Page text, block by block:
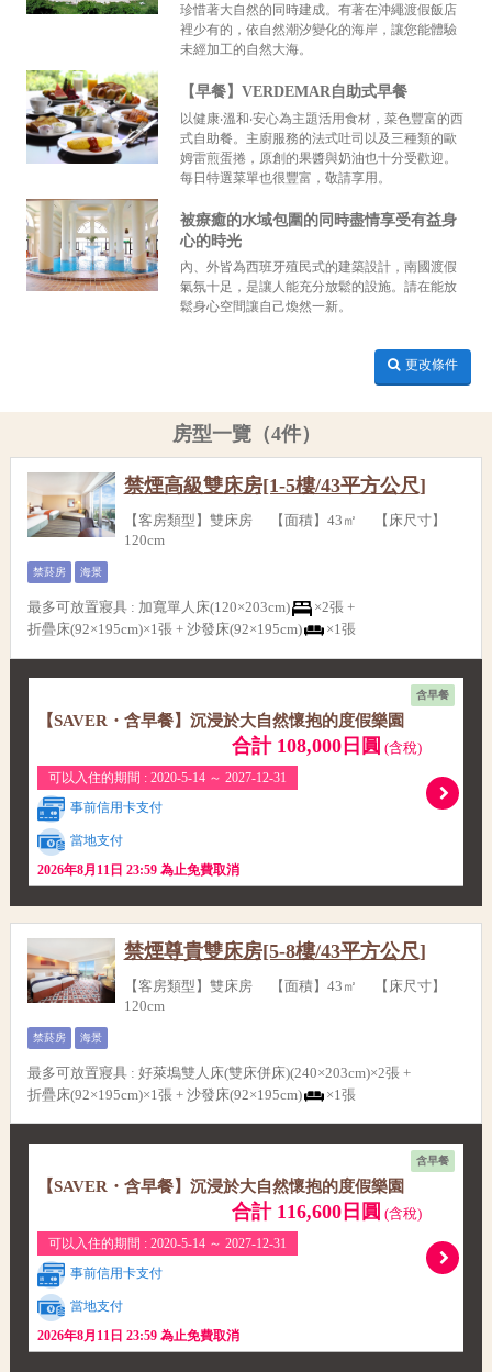
珍惜著大自然的同時建成。有著在沖繩渡假飯店
裡少有的，依自然潮汐變化的海岸，讓您能體驗
未經加工的自然大海。
【早餐】VERDEMAR自助式早餐
以健康‧溫和‧安心為主題活用食材，菜色豐富的西
式自助餐。主廚服務的法式吐司以及三種類的歐
姆雷煎蛋捲，原創的果醬與奶油也十分受歡迎。
每日特選菜單也很豐富，敬請享用。
被療癒的水域包圍的同時盡情享受有益身
心的時光
內、外皆為西班牙殖民式的建築設計，南國渡假
氣氛十足，是讓人能充分放鬆的設施。請在能放
鬆身心空間讓自己煥然一新。
更改條件
房型一覽（4件）
禁煙高級雙床房[1-5樓/43平方公尺]
【客房類型】雙床房 【面積】43㎡ 【床尺寸】
120cm
禁菸房 海景
最多可放置寢具 : 加寬單人床(120×203cm)
×2張 +
折疊床(92×195cm)×1張 + 沙發床(92×195cm) ×1張
含早餐
【SAVER・含早餐】沉浸於大自然懷抱的度假樂園
合計 108,000日圓 (含稅)
可以入住的期間 : 2020-5-14 ～ 2027-12-31
事前信用卡支付
當地支付
2026年8月11日 23:59 為止免費取消
禁煙尊貴雙床房[5-8樓/43平方公尺]
【客房類型】雙床房 【面積】43㎡ 【床尺寸】
120cm
禁菸房 海景
最多可放置寢具 : 好萊塢雙人床(雙床併床)(240×203cm)×2張 +
折疊床(92×195cm)×1張 + 沙發床(92×195cm) ×1張
含早餐
【SAVER・含早餐】沉浸於大自然懷抱的度假樂園
合計 116,600日圓 (含稅)
可以入住的期間 : 2020-5-14 ～ 2027-12-31
事前信用卡支付
當地支付
2026年8月11日 23:59 為止免費取消